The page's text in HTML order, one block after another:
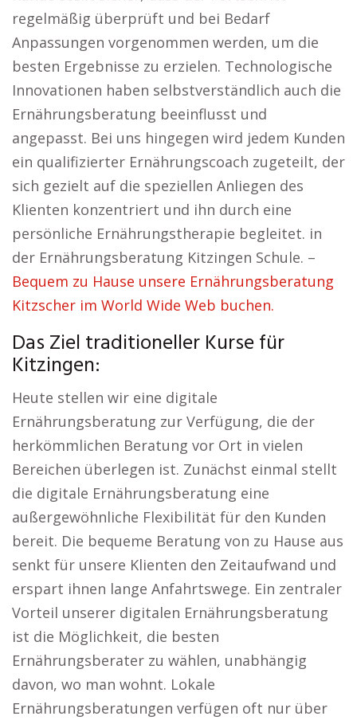
regelmäßig überprüft und bei Bedarf
Anpassungen vorgenommen werden, um die
besten Ergebnisse zu erzielen. Technologische
Innovationen haben selbstverständlich auch die
Ernährungsberatung beeinflusst und
angepasst. Bei uns hingegen wird jedem Kunden
ein qualifizierter Ernährungscoach zugeteilt, der
sich gezielt auf die speziellen Anliegen des
Klienten konzentriert und ihn durch eine
persönliche Ernährungstherapie begleitet. in
der Ernährungsberatung Kitzingen Schule. –
Bequem zu Hause unsere Ernährungsberatung
Kitzscher im World Wide Web buchen.
Das Ziel traditioneller Kurse für
Kitzingen:
Heute stellen wir eine digitale
Ernährungsberatung zur Verfügung, die der
herkömmlichen Beratung vor Ort in vielen
Bereichen überlegen ist. Zunächst einmal stellt
die digitale Ernährungsberatung eine
außergewöhnliche Flexibilität für den Kunden
bereit. Die bequeme Beratung von zu Hause aus
senkt für unsere Klienten den Zeitaufwand und
erspart ihnen lange Anfahrtswege. Ein zentraler
Vorteil unserer digitalen Ernährungsberatung
ist die Möglichkeit, die besten
Ernährungsberater zu wählen, unabhängig
davon, wo man wohnt. Lokale
Ernährungsberatungen verfügen oft nur über